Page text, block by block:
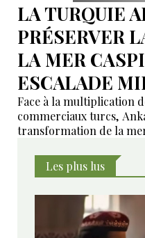
LA TURQUIE
PRÉSERVER
LA MER
ESCALADE
Face à la multiplication
commerciaux turcs,
transformation de la
Conseil national de
conflit russo-ukrainien
Les plus lus